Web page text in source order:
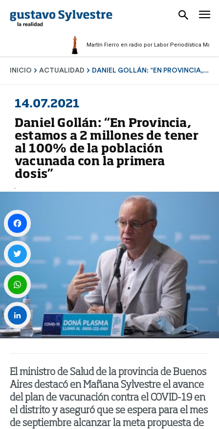
Martín Fierro en radio por Labor Periodística Masculina
INICIO ACTUALIDAD DANIEL GOLLÁN: “EN PROVINCIA,...
14.07.2021
Daniel Gollán: “En Provincia,
estamos a 2 millones de tener
al 100% de la población
vacunada con la primera
dosis”
El ministro de Salud de la provincia de Buenos
Aires destacó en Mañana Sylvestre el avance
del plan de vacunación contra el COVID-19 en
el distrito y aseguró que se espera para el mes
de septiembre alcanzar la meta propuesta de
Facebook
Twitter
WhatsApp
LinkedIn